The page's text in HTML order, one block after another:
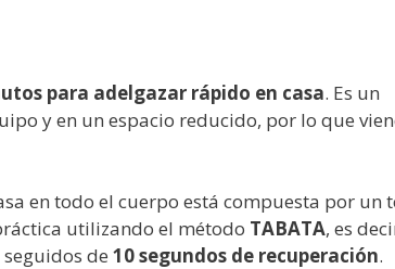
para adelgazar rápido en casa. Es un
y en un espacio reducido, por lo que
en todo el cuerpo está compuesta por un
utilizando el método TABATA, es
seguidos de 10 segundos de recuperación.